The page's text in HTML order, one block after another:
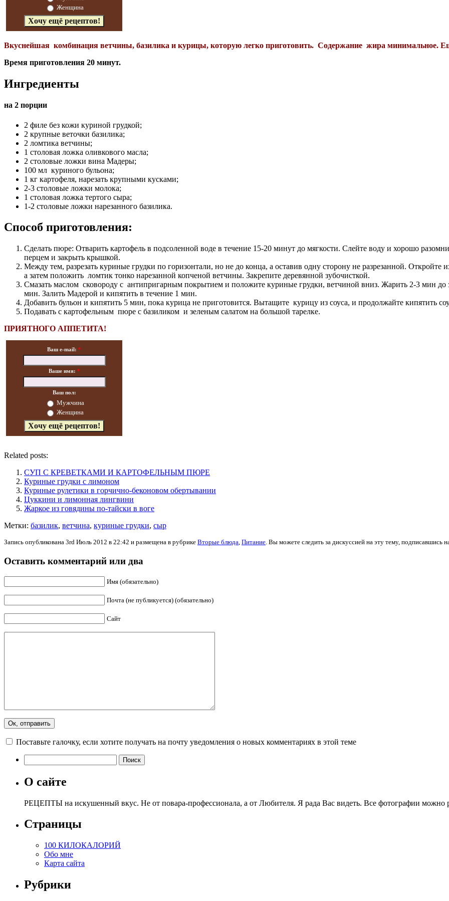
Женщина
Вкуснейшая комбинация ветчины, базилика и курицы, которую легко приготовить. Содержание жира минимальное.
Время приготовления 20 минут.
Ингредиенты
на 2 порции
2 филе без кожи куриной грудкой;
2 крупные веточки базилика;
2 ломтика ветчины;
1 столовая ложка оливкового масла;
2 столовые ложки вина Мадеры;
100 мл куриного бульона;
1 кг картофеля, нарезать крупными кусками;
2-3 столовые ложки молока;
1 столовая ложка тертого сыра;
1-2 столовые ложки нарезанного базилика.
Способ приготовления:
Сделать пюре: Отварить картофель в подсоленной воде в течение 15-20 минут до мягкости. Слейте воду и хорошо
перцем и закрыть крышкой.
Между тем, разрезать куриные грудки по горизонтали, но не до конца, а оставив одну сторону не разрезанной. Откройте
а затем положить ломтик тонко нарезанной копченой ветчины. Закрепите деревянной зубочисткой.
Смазать маслом сковороду с антипригарным покрытием и положите куриные грудки, ветчиной вниз. Жарить 2-3 мин до
мин. Залить Мадерой и кипятить в течение 1 мин.
Добавить бульон и кипятить 5 мин, пока курица не приготовится. Вытащите курицу из соуса, и продолжайте кипятить
Подавать с картофельным пюре с базиликом и зеленым салатом на большой тарелке.
ПРИЯТНОГО АППЕТИТА!
Ваш e-mail: *
Ваше имя: *
Ваш пол:
Мужчина
Женщина
Related posts:
СУП С КРЕВЕТКАМИ И КАРТОФЕЛЬНЫМ ПЮРЕ
Куриные грудки с лимоном
Куриные рулетики в горчично-беконовом обертывании
Цуккини и лимонная лингвини
Жаркое из говядины по-тайски в воге
Метки: базилик, ветчина, куриные грудки, сыр
Запись опубликована 3rd Июль 2012 в 22:42 и размещена в рубрике Вторые блюда, Питание. Вы можете следить за дискуссией на эту тему, подписавшись
Оставить комментарий или два
Имя (обязательно)
Почта (не публикуется) (обязательно)
Сайт
Поставьте галочку, если хотите получать на почту уведомления о новых комментариях в этой теме
О сайте
РЕЦЕПТЫ на искушенный вкус. Не от повара-профессионала, а от Любителя. Я рада Вас видеть. Все фотографии можно
Страницы
100 КИЛОКАЛОРИЙ
Обо мне
Карта сайта
Рубрики